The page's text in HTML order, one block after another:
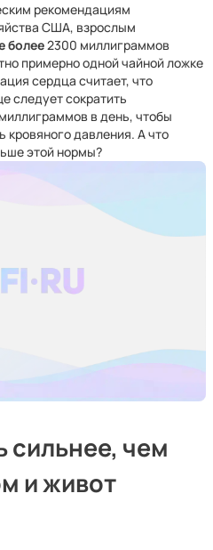
рекомендациям
США, взрослым
более2300 миллиграммов
примерно одной чайной ложке
сердца считает, что
следует сократить
в день, чтобы
кровяного давления. А что
этой нормы?
сильнее, чем
и живот